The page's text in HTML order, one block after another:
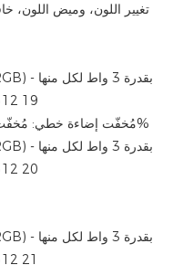
تغيير اللون، وميض اللون،
مُخفّت إضاءة خطي: ​​مُخفّت إضاءة خطي 16 بت، من 0% إلى 100%